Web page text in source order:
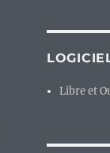
Libre et